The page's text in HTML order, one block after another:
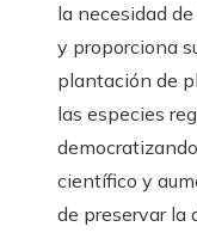
la necesidad
y proporciona
plantación de
las especies
científico y
de preservar la